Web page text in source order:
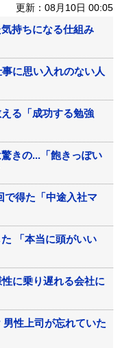
更新：08月10日 00:05
気持ちになる仕組み
に思い入れのない人
る「成功する勉強
きの...「飽きっぽい
で得た「中途入社マ
「本当に頭がいい
性に乗り遅れる会社に
性上司が忘れていた